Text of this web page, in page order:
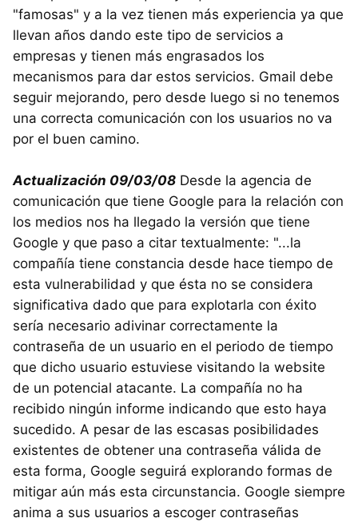
"famosas" y a la vez tienen más experiencia ya que
llevan años dando este tipo de servicios a
empresas y tienen más engrasados los
mecanismos para dar estos servicios. Gmail debe
seguir mejorando, pero desde luego si no tenemos
una correcta comunicación con los usuarios no va
por el buen camino.
Actualización 09/03/08 Desde la agencia de
comunicación que tiene Google para la relación con
los medios nos ha llegado la versión que tiene
Google y que paso a citar textualmente: "...la
compañía tiene constancia desde hace tiempo de
esta vulnerabilidad y que ésta no se considera
significativa dado que para explotarla con éxito
sería necesario adivinar correctamente la
contraseña de un usuario en el periodo de tiempo
que dicho usuario estuviese visitando la website
de un potencial atacante. La compañía no ha
recibido ningún informe indicando que esto haya
sucedido. A pesar de las escasas posibilidades
existentes de obtener una contraseña válida de
esta forma, Google seguirá explorando formas de
mitigar aún más esta circunstancia. Google siempre
anima a sus usuarios a escoger contraseñas